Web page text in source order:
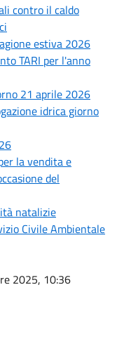
contro il caldo
estiva 2026
TARI per l'anno
21 aprile 2026
idrica giorno
la vendita e
del
natalizie
Civile Ambientale
2025, 10:36